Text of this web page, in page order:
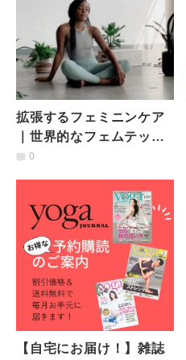
拡張するフェミニンケア
｜世界的なフェムテック
ムーブメントが女性と社
0
【自宅にお届け！】雑誌